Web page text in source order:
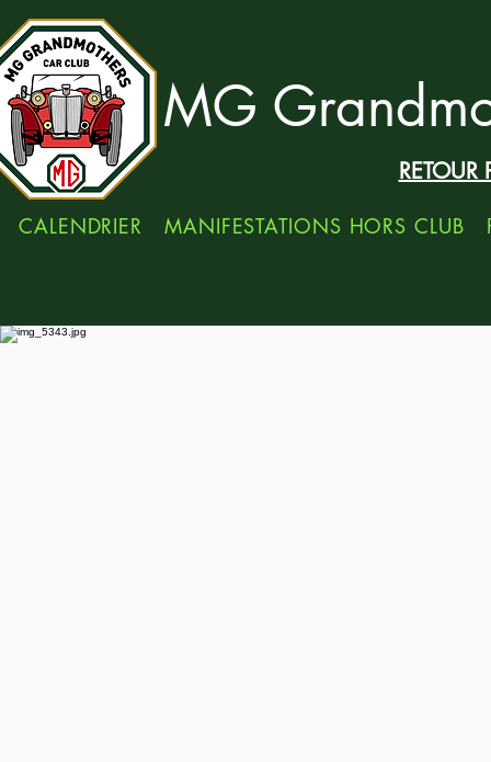
MG
RETOUR
CALENDRIER MANIFESTATIONS HORS CLUB